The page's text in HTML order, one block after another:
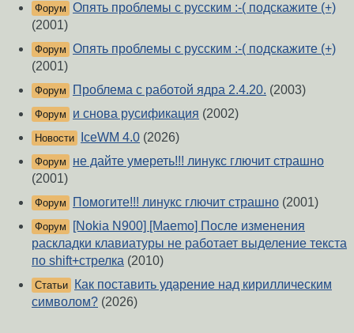
Форум Опять проблемы с русским :-( подскажите (+)
(2001)
Форум Опять проблемы с русским :-( подскажите (+)
(2001)
Форум Проблема с работой ядра 2.4.20. (2003)
Форум и снова русификация (2002)
Новости IceWM 4.0 (2026)
Форум
не дайте умереть!!! линукс глючит страшно
(2001)
Форум Помогите!!! линукс глючит страшно (2001)
Форум
[Nokia N900] [Maemo] После изменения
раскладки клавиатуры не работает выделение текста
по shift+стрелка (2010)
Статьи
Как поставить ударение над кириллическим
символом? (2026)